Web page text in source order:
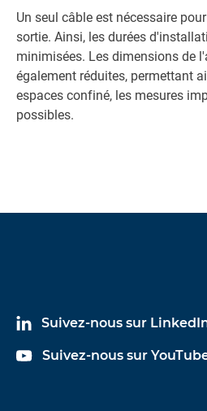
Un seul câble est nécessaire
sortie. Ainsi, les durées
minimisées. Les dimensions de
également réduites, permettant
espaces confiné, les mesures
possibles.
Suivez-nous sur
Suivez-nous sur